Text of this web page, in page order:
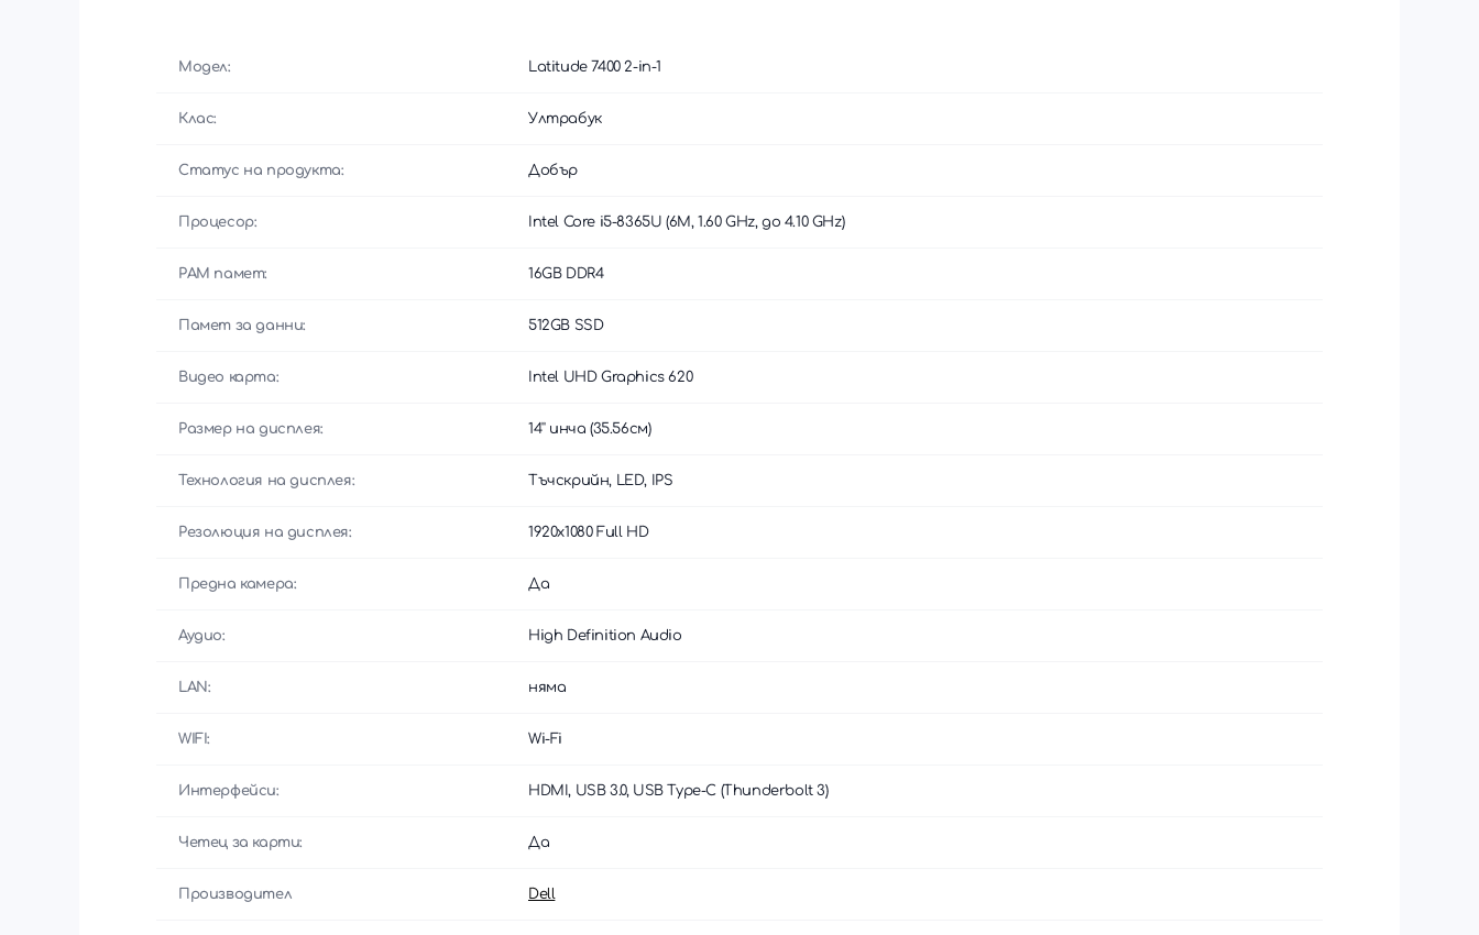
Модел: Latitude 7400 2-in-1
Клас: Ултрабук
Статус на продукта: Добър
Процесор: Intel Core i5-8365U (6M, 1.60 GHz, до 4.10 GHz)
РАМ памет: 16GB DDR4
Памет за данни: 512GB SSD
Видео карта: Intel UHD Graphics 620
Размер на дисплея: 14'' инча (35.56см)
Технология на дисплея: Тъчскрийн, LED, IPS
Резолюция на дисплея: 1920x1080 Full HD
Предна камера: Да
Аудио: High Definition Audio
LAN: няма
WIFI: Wi-Fi
Интерфейси: HDMI, USB 3.0, USB Type-C (Thunderbolt 3)
Четец за карти: Да
Производител Dell